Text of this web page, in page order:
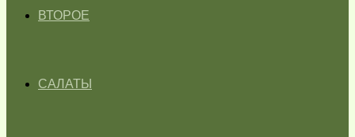
ВТОРОЕ
САЛАТЫ